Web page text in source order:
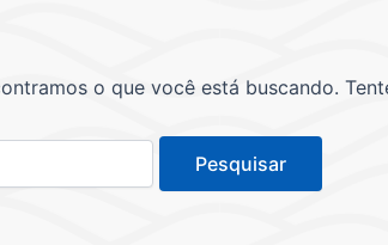
o que você está buscando.